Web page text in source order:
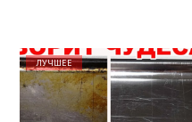
ЛУЧШЕЕ